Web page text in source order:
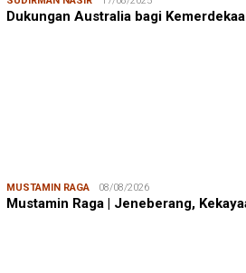
Dukungan Australia bagi
MUSTAMIN RAGA 08/08/2026
Mustamin Raga | Jeneberang,